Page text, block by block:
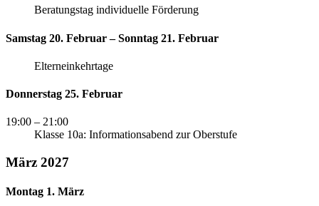
Beratungstag individuelle Förderung
Samstag 20. Februar – Sonntag 21. Februar
Elterneinkehrtage
Donnerstag 25. Februar
19:00 – 21:00
Klasse 10a: Informationsabend zur Oberstufe
März 2027
Montag 1. März